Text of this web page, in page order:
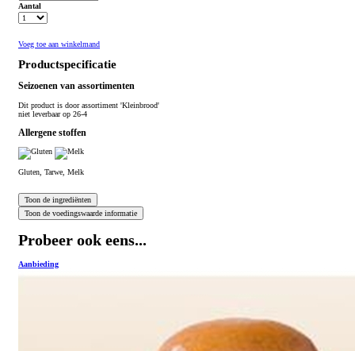
Aantal
Voeg toe aan winkelmand
Productspecificatie
Seizoenen van assortimenten
Dit product is door assortiment 'Kleinbrood'
niet leverbaar op 26-4
Allergene stoffen
Gluten, Tarwe, Melk
Probeer ook eens...
Aanbieding